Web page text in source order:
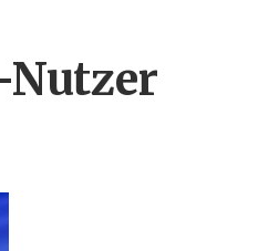
Nutzer